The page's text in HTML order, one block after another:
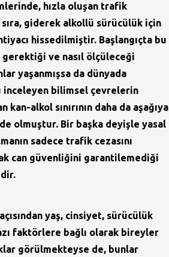
hızla oluşan trafik
sıra, giderek alkollü sürücülük için
hissedilmiştir. Başlangıçta bu
gerektiği ve nasıl ölçüleceği
yaşanmışsa da dünyada
inceleyen bilimsel çevrelerin
kan-alkol sınırının daha da aşağıya
olmuştur. Bir başka deyişle yasal
sadece trafik cezasını
can güvenliğini garantilemediği
yaş, cinsiyet, sürücülük
faktörlere bağlı olarak bireyler
görülmekteyse de, bunlar